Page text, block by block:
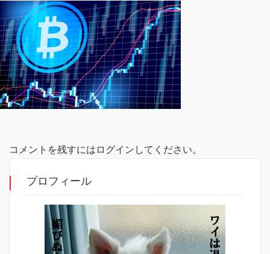
コメントを残すにはログインしてください。
プロフィール